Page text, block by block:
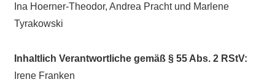
Ina Hoerner-Theodor, Andrea Pracht und Marlene
Tyrakowski
Inhaltlich Verantwortliche gemäß § 55 Abs. 2 RStV:
Irene Franken